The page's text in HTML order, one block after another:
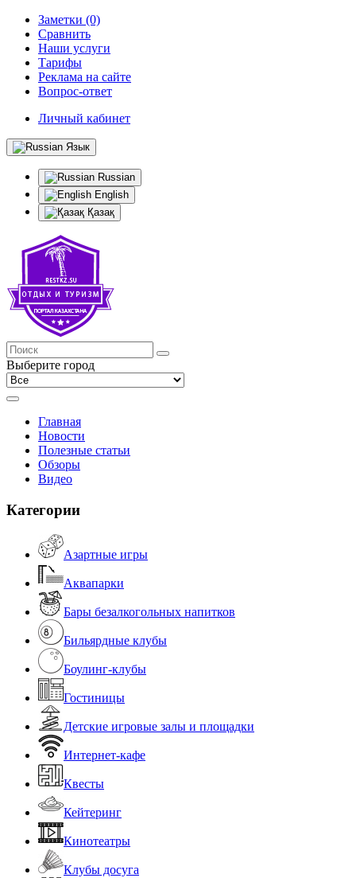
Заметки (0)
Сравнить
Наши услуги
Тарифы
Реклама на сайте
Вопрос-ответ
Личный кабинет
Язык
Russian
English
Қазақ
Выберите город
Главная
Новости
Полезные статьи
Обзоры
Видео
Категории
Азартные игры
Аквапарки
Бары безалкогольных напитков
Бильярдные клубы
Боулинг-клубы
Гостиницы
Детские игровые залы и площадки
Интернет-кафе
Квесты
Кейтеринг
Кинотеатры
Клубы досуга